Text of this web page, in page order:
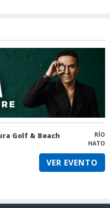
Golf & Beach
RÍO
HATO
VER EVENTO